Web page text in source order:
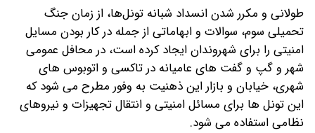
طولانی و مکرر شدن انسداد شبانه تونل‌ها، از زمان جنگ
تحمیلی سوم، سوالات و ابهاماتی از جمله در کار بودن مسایل
امنیتی را برای شهروندان ایجاد کرده است، در محافل عمومی
شهر و گپ و گفت های عامیانه در تاکسی و اتوبوس های
شهری، خیابان و بازار این ذهنیت به وفور مطرح می شود که
این تونل ها برای مسائل امنیتی و انتقال تجهیزات و نیروهای
نظامی استفاده می شود.